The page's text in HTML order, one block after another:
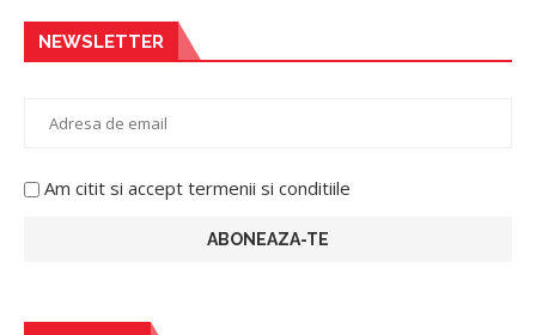
NEWSLETTER
Am citit si accept termenii si conditiile